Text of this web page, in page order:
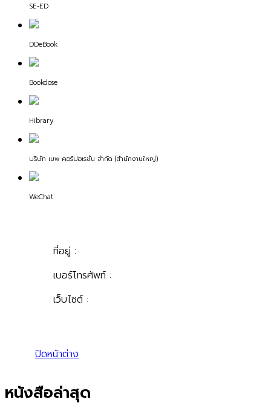
SE-ED
DDeBook
Bookdose
Hibrary
บริษัท เมพ คอร์ปอเรชั่น จำกัด (สำนักงานใหญ่)
WeChat
ที่อยู่ :
เบอร์โทรศัพท์ :
เว็บไซต์ :
ปิดหน้าต่าง
หนังสือล่าสุด